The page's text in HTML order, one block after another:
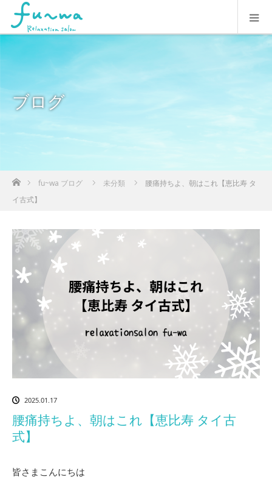
ブログ
ホームfu~wa ブログ 未分類
腰痛持ちよ、朝はこれ【恵比寿 タ
イ古式】
2025.01.17
腰痛持ちよ、朝はこれ【恵比寿 タイ古
式】
皆さまこんにちは